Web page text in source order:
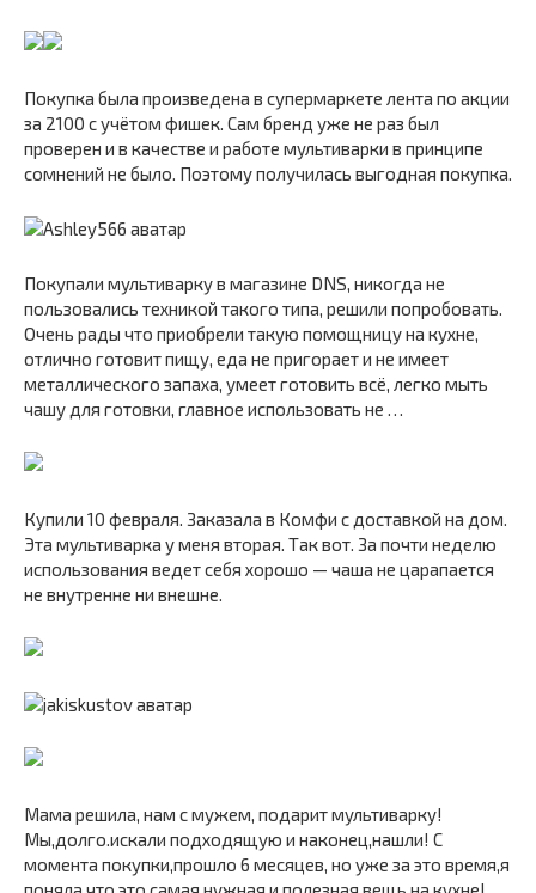
Покупка была произведена в супермаркете лента по акции
за 2100 с учётом фишек. Сам бренд уже не раз был
проверен и в качестве и работе мультиварки в принципе
сомнений не было. Поэтому получилась выгодная покупка.
Покупали мультиварку в магазине DNS, никогда не
пользовались техникой такого типа, решили попробовать.
Очень рады что приобрели такую помощницу на кухне,
отлично готовит пищу, еда не пригорает и не имеет
металлического запаха, умеет готовить всё, легко мыть
чашу для готовки, главное использовать не …
Купили 10 февраля. Заказала в Комфи с доставкой на дом.
Эта мультиварка у меня вторая. Так вот. За почти неделю
использования ведет себя хорошо — чаша не царапается
не внутренне ни внешне.
Мама решила, нам с мужем, подарит мультиварку!
Мы,долго.искали подходящую и наконец,нашли! С
момента покупки,прошло 6 месяцев, но уже за это время,я